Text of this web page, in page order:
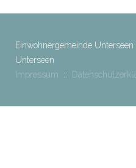
Einwohnergemeinde
Unterseen
Impressum ::